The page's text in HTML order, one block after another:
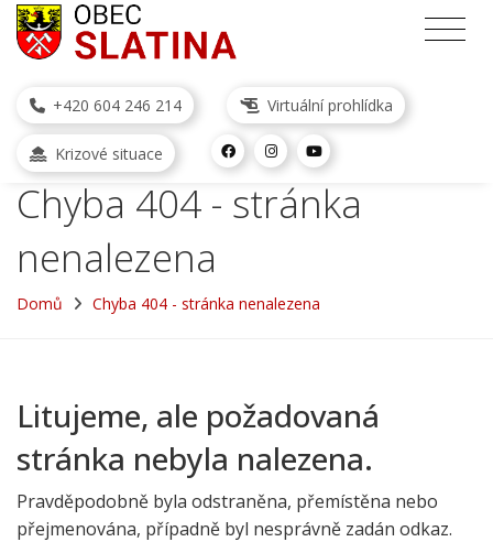
+420 604 246 214 Virtuální prohlídka
Krizové situace
Chyba 404 - stránka
nenalezena
Domů Chyba 404 - stránka nenalezena
Litujeme, ale požadovaná
stránka nebyla nalezena.
Pravděpodobně byla odstraněna, přemístěna nebo
přejmenována, případně byl nesprávně zadán odkaz.